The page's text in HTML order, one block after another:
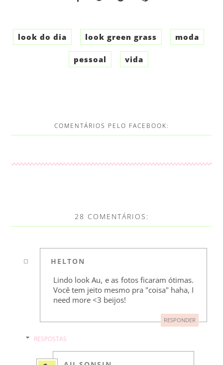
look do dia look green grass moda
pessoal vida
COMENTÁRIOS PELO FACEBOOK:
28 COMENTÁRIOS:
HELTON
Lindo look Au, e as fotos ficaram ótimas.
Você tem jeito mesmo pra "coisa" haha, I
need more <3 beijos!
RESPONDER
RESPOSTAS